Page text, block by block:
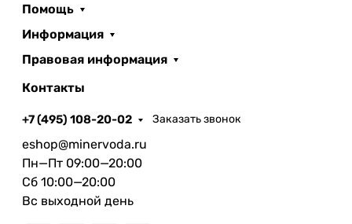
«Рудольфов Прамен» — ваша природная
поддержка для здоровья и энергии!
Внимание! Информация на этикетке может
незначительно отличаться.
Помощь
Информация
Правовая информация
Контакты
+7 (495) 108-20-02 Заказать звонок
eshop@minervoda.ru
Пн—Пт 09:00—20:00
Сб 10:00—20:00
Вс выходной день